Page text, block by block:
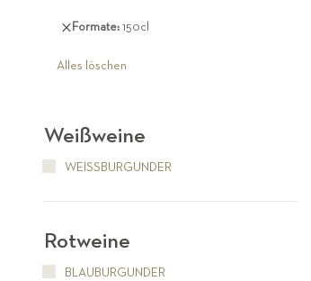
Formate 150cl
Diesen
entfernen
Alles löschen
Weißweine
WEISSBURGUNDER
Rotweine
BLAUBURGUNDER